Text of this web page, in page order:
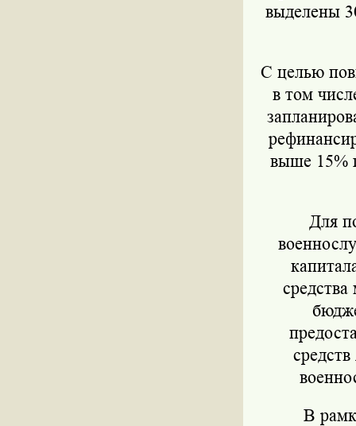
выделены
С целью
в том
выше 15%
Для
средства
В